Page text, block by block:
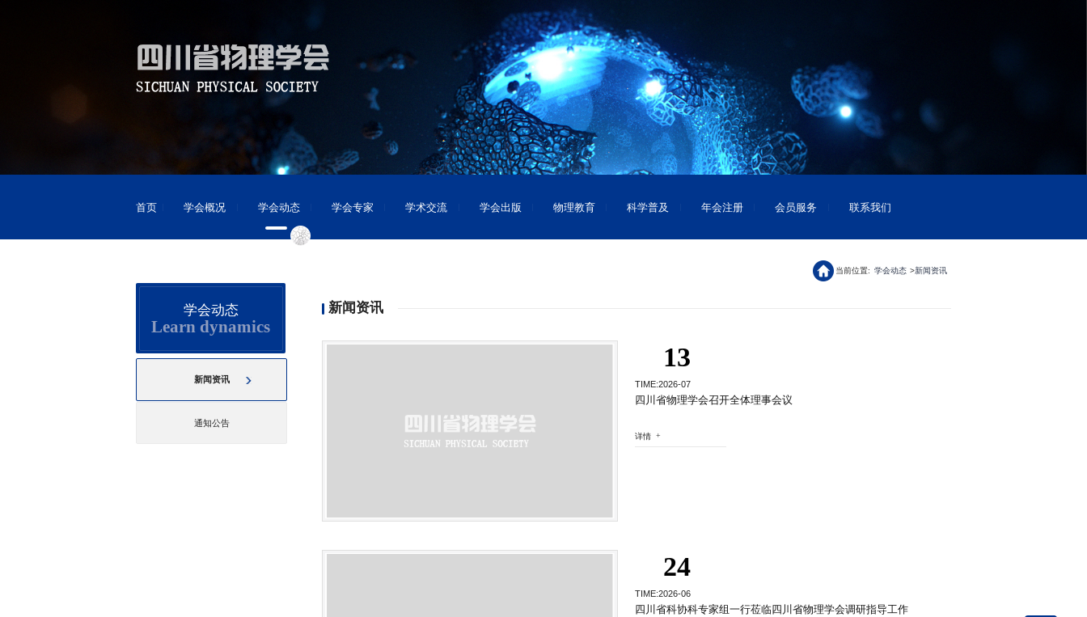
首页 学会概况 学会动态 学会专家 学术交流 学会出版 物理教育 科学普及 年会注册 会员服务 联系我们
当前位置: 学会动态 新闻资讯
学会动态
Learn dynamics
新闻资讯
通知公告
新闻资讯
13
TIME:2026-07
四川省物理学会召开全体理事会议
详情
24
TIME:2026-06
四川省科协科专家组一行莅临四川省物理学会调研指导工作